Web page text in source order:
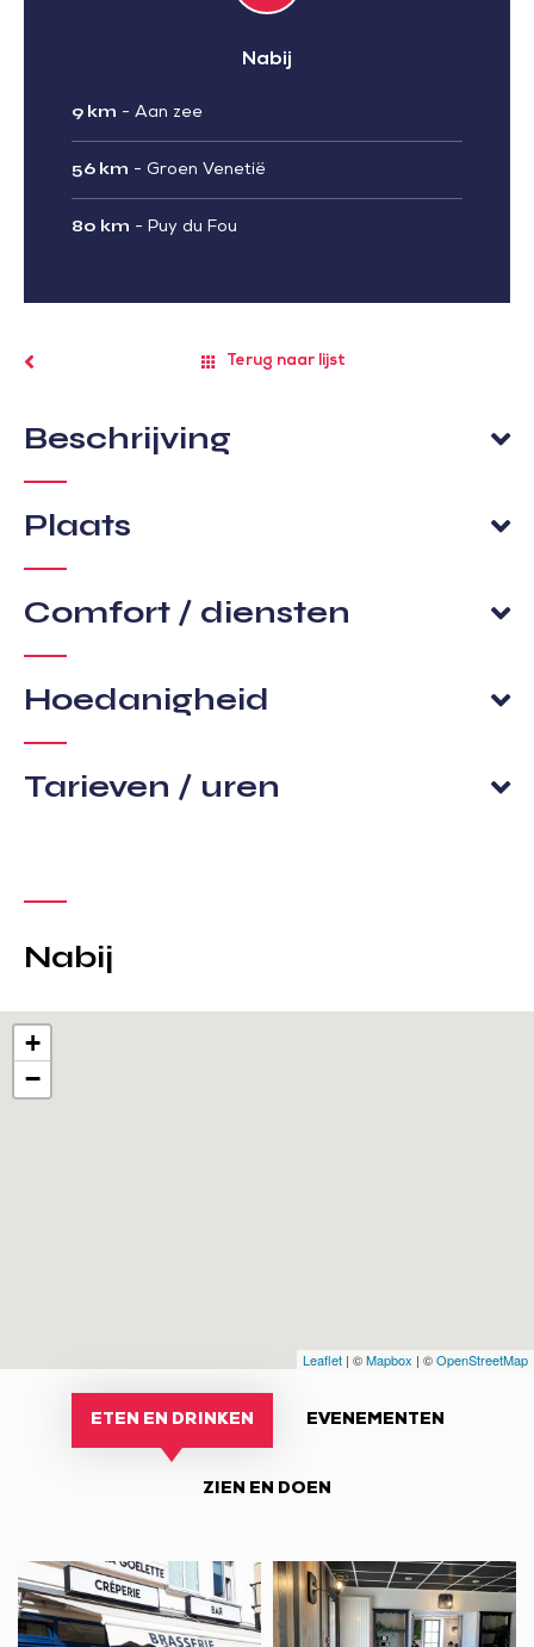
Nabij
9 km - Aan zee
56 km - Groen Venetië
80 km - Puy du Fou
Terug naar lijst
Beschrijving
Plaats
Comfort / diensten
Hoedanigheid
Tarieven / uren
Nabij
+
−
Leaflet | ©Mapbox | ©OpenStreetMap
ETEN EN DRINKEN EVENEMENTEN
ZIEN EN DOEN
Restaurant
La
Restaurant
Le